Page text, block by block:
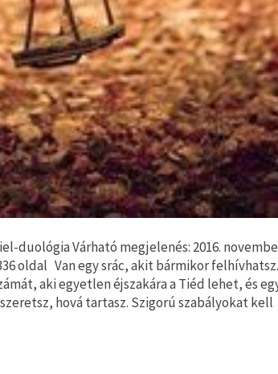
duológia Várható megjelenés: 2016.
oldal Van egy srác, akit bármikor
aki egyetlen éjszakára a Tiéd lehet, és
hová tartasz. Szigorú szabályokat kell